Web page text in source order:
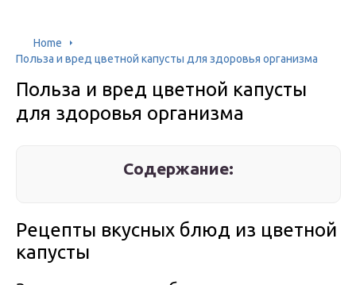
Home
Польза и вред цветной капусты для здоровья организма
Польза и вред цветной капусты
для здоровья организма
Содержание:
Рецепты вкусных блюд из цветной
капусты